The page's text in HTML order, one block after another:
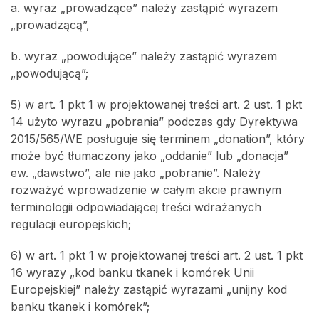
a. wyraz „prowadzące” należy zastąpić wyrazem
„prowadzącą”,
b. wyraz „powodujące” należy zastąpić wyrazem
„powodującą”;
5) w art. 1 pkt 1 w projektowanej treści art. 2 ust. 1 pkt
14 użyto wyrazu „pobrania” podczas gdy Dyrektywa
2015/565/WE posługuje się terminem „donation”, który
może być tłumaczony jako „oddanie” lub „donacja”
ew. „dawstwo”, ale nie jako „pobranie”. Należy
rozważyć wprowadzenie w całym akcie prawnym
terminologii odpowiadającej treści wdrażanych
regulacji europejskich;
6) w art. 1 pkt 1 w projektowanej treści art. 2 ust. 1 pkt
16 wyrazy „kod banku tkanek i komórek Unii
Europejskiej” należy zastąpić wyrazami „unijny kod
banku tkanek i komórek”;